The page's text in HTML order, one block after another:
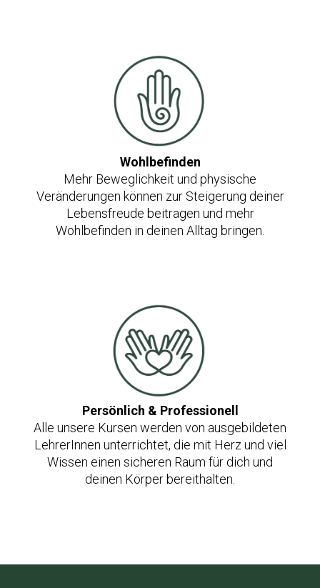
Wohlbefinden
Mehr Beweglichkeit und physische
Veränderungen können zur Steigerung deiner
Lebensfreude beitragen und mehr
Wohlbefinden in deinen Alltag bringen.
Persönlich & Professionell
Alle unsere Kursen werden von ausgebildeten
LehrerInnen unterrichtet, die mit Herz und viel
Wissen einen sicheren Raum für dich und
deinen Körper bereithalten.